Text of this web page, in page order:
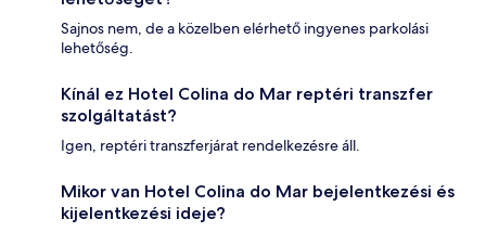
Sajnos nem, de a közelben elérhető ingyenes parkolási
lehetőség.
Kínál ez Hotel Colina do Mar reptéri transzfer
szolgáltatást?
Igen, reptéri transzferjárat rendelkezésre áll.
Mikor van Hotel Colina do Mar bejelentkezési és
kijelentkezési ideje?